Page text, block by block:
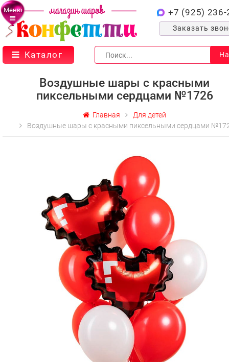
Меню +7 (925) 236-
Заказать
Каталог
Воздушные шары с красными
пиксельными сердцами №1726
Главная
Для детей
Воздушные шары с красными пиксельными сердцами